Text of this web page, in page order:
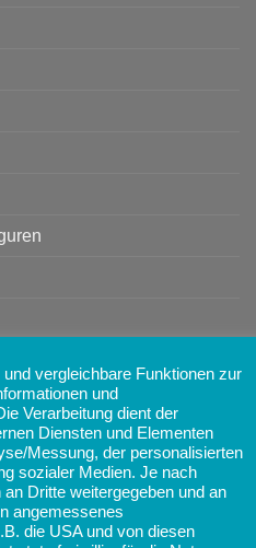
- Schmuck, Taschen,
online kaufen
vergleichbare Funktionen zur
und
Verarbeitung dient der
Diensten und Elementen
Messung, der personalisierten
sozialer Medien. Je nach
Dritte weitergegeben und an
angemessenes
die USA und von diesen